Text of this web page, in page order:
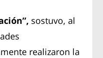
sostuvo, al
realizaron la